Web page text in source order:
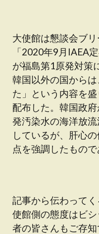
大使館は懇談会ブリ
「2020年9月IAEA
が福島第1原発対策
韓国以外の国から
た」という内容を
配布した。韓国政
発汚染水の海洋放
しているが、肝心
点を強調したもので
記事から伝わって
使館側の態度はビ
者の皆さんもご存